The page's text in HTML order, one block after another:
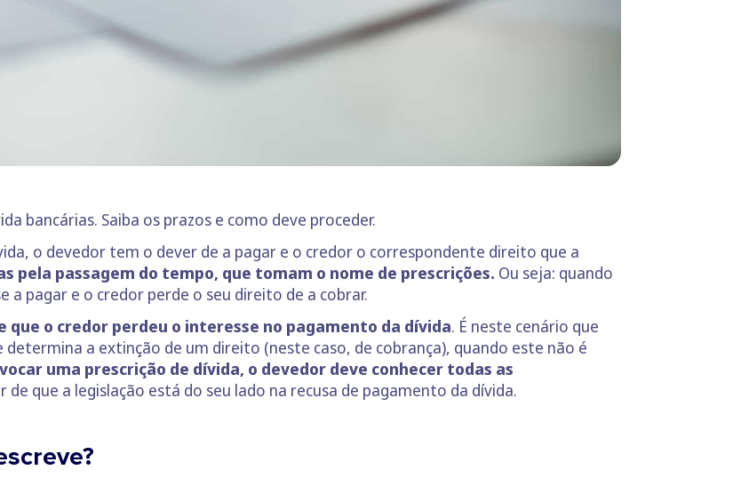
bancárias. Saiba os prazos e como deve proceder.
o devedor tem o dever de a pagar e o credor o correspondente direito que a
pela passagem do tempo, que tomam o nome de prescrições. Ou seja: quando
a pagar e o credor perde o seu direito de a cobrar.
que o credor perdeu o interesse no pagamento da dívida. É neste cenário que
a extinção de um direito (neste caso, de cobrança), quando este não é
uma prescrição de dívida, o devedor deve conhecer todas as
de que a legislação está do seu lado na recusa de pagamento da dívida.